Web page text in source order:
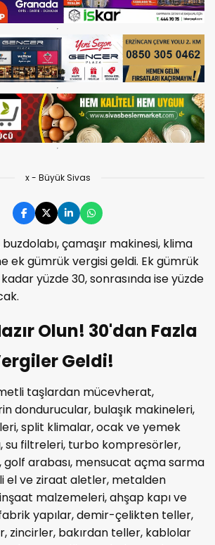
x - Büyük Sivas
çamaşır makinesi, klima
ek gümrük vergisi geldi. Ek gümrük
yüzde 30, sonrasında ise yüzde
Olun! 30'dan Fazla
Geldi!
taşlardan mücevherat,
dondurucular, bulaşık makineleri,
split klimalar, ocak ve yemek
su filtreleri, turbo kompresörler,
arabası, mensucat açma sarma
el ve ziraat aletler, metalden
malzemeleri, ahşap kapı ve
yapılar, demir-çelikten teller,
zincirler, bakırdan teller, kablolar